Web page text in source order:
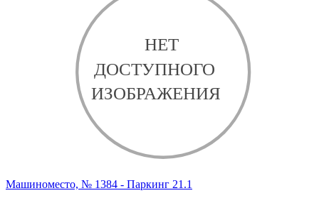
Машиноместо, № 1384 - Паркинг 21.1